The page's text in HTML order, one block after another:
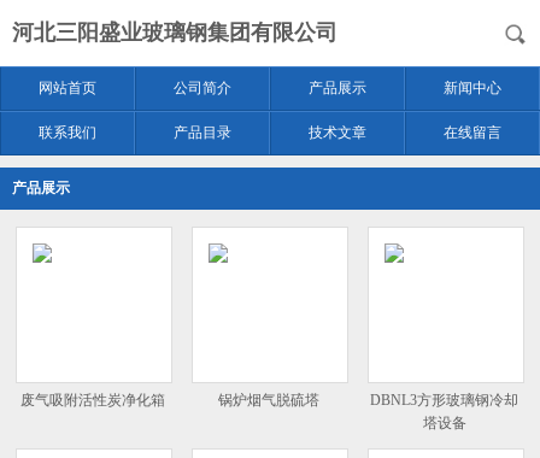
河北三阳盛业玻璃钢集团有限公司
网站首页 公司简介 产品展示 新闻中心
联系我们 产品目录 技术文章 在线留言
产品展示
废气吸附活性炭净化箱 锅炉烟气脱硫塔
DBNL3方形玻璃钢冷却
塔设备